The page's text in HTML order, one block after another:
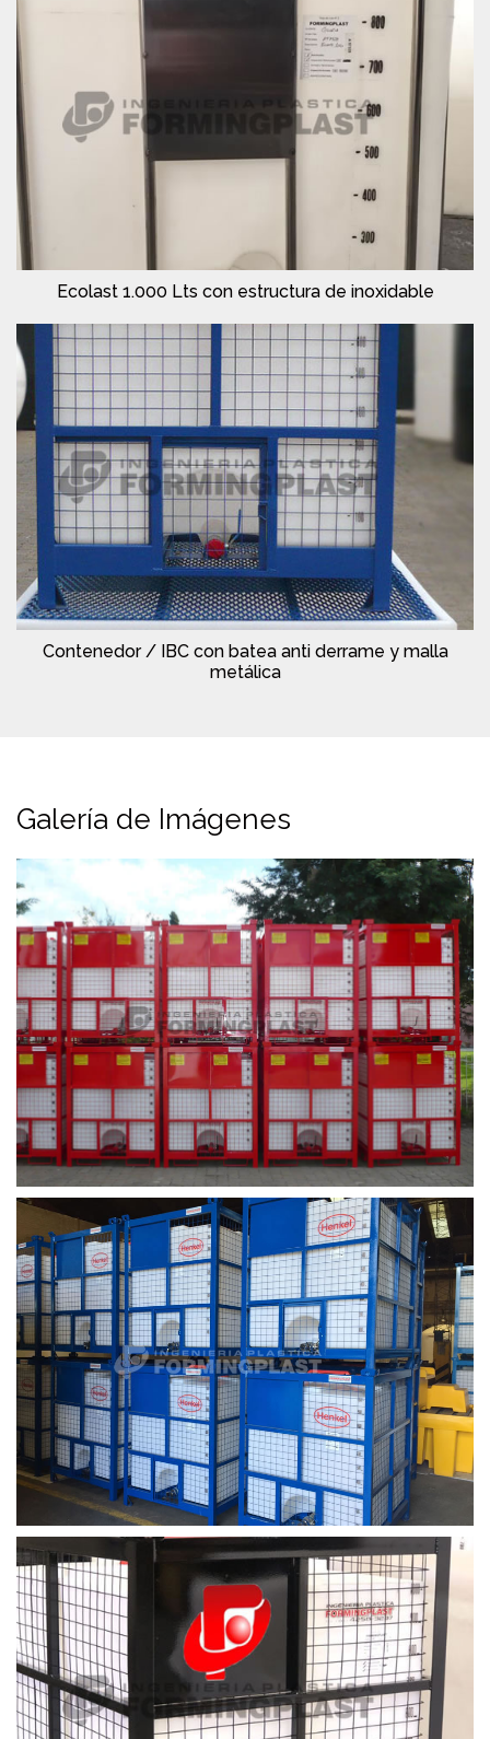
Ecolast 1.000 Lts con estructura de inoxidable
Contenedor / IBC con batea anti derrame y malla
metálica
Galería de Imágenes